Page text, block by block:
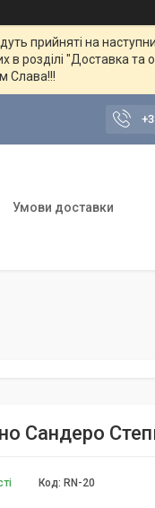
прийняті на
в розділі "Доставка
Слава!!!
Умови доставки
Сандеро
Код: RN-20